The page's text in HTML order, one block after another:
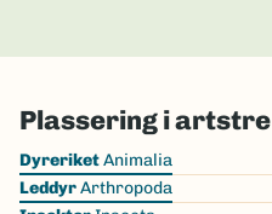
Plassering i artstre
Skip
the
list
DyreriketAnimalia
LeddyrArthropoda